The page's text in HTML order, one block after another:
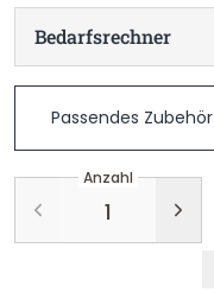
Bedarfsrechner
Passendes Zubehör
Anzahl